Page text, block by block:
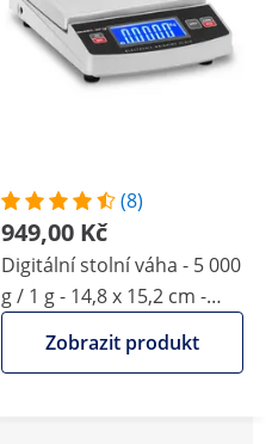
(8)
949,00 Kč
Digitální stolní váha - 5 000
g / 1 g - 14,8 x 15,2 cm -
Zobrazit produkt